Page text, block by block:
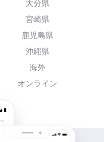
大分県
宮崎県
鹿児島県
沖縄県
海外
オンライン